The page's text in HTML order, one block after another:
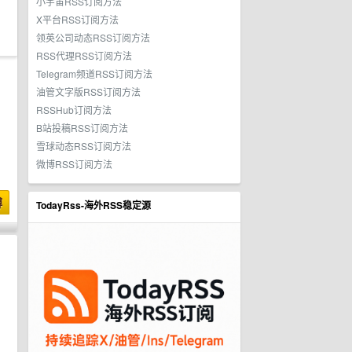
X平台RSS订阅方法
领英公司动态RSS订阅方法
RSS代理RSS订阅方法
Telegram频道RSS订阅方法
油管文字版RSS订阅方法
RSSHub订阅方法
B站投稿RSS订阅方法
雪球动态RSS订阅方法
微博RSS订阅方法
TodayRss-海外RSS稳定源